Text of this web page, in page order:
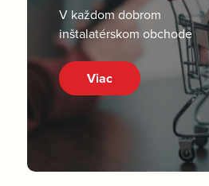
V každom dobrom
inštalatérskom obchode
Viac